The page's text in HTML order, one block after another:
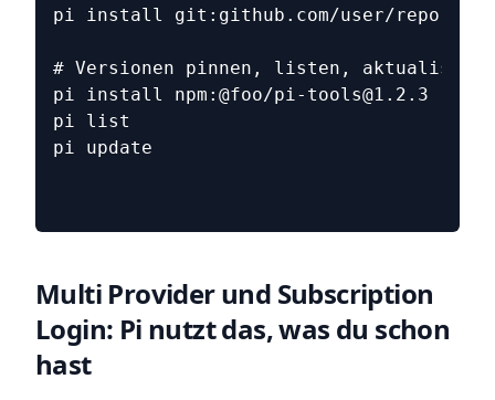
pi install git:github.com/user/repo
# Versionen pinnen, listen,
pi install npm:@foo/pi-tools@1.2.3
pi list
pi update
Multi Provider und Subscription
Login: Pi nutzt das, was du schon
hast